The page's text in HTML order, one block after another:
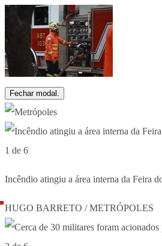
Fechar modal.
1 de 6
Incêndio atingiu a área interna da Feira
HUGO BARRETO / METRÓPOLES